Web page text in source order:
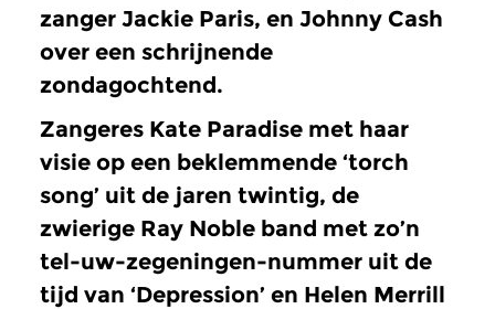
zanger Jackie Paris, en Johnny Cash
over een schrijnende
zondagochtend.
Zangeres Kate Paradise met haar
visie op een beklemmende ‘torch
song’ uit de jaren twintig, de
zwierige Ray Noble band met zo’n
tel-uw-zegeningen-nummer uit de
tijd van ‘Depression’ en Helen Merrill